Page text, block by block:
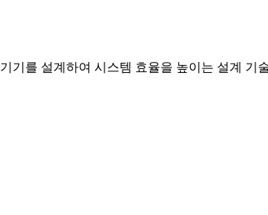
를 설계하여 시스템 효율을 높이는 설계 기